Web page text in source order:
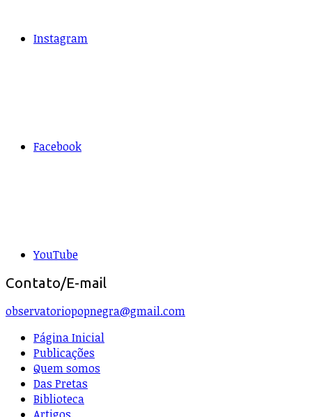
Instagram
Facebook
YouTube
Contato/E-mail
observatoriopopnegra@gmail.com
Página Inicial
Publicações
Quem somos
Das Pretas
Biblioteca